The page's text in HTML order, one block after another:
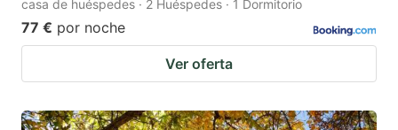
casa de huéspedes · 2 Huéspedes · 1 Dormitorio
77 € por noche
Ver oferta